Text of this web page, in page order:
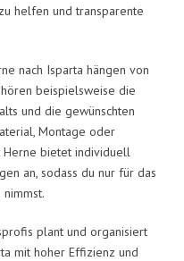
helfen und transparente
nach Isparta hängen von
beispielsweise die
und die gewünschten
Montage oder
Herne bietet individuell
an, sodass du nur für das
plant und organisiert
mit hoher Effizienz und